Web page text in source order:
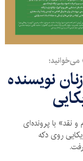
می‌خوانید؛
نویسنده
نقد» با پرونده‌ای
روی دکه